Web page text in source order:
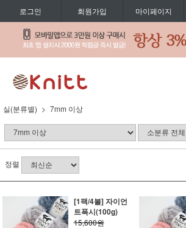
로그인 회원가입 마이페이지
실(분류별) 7mm 이상
정렬
[1팩/4볼] 자이언
트폭시(100g)
15,600원